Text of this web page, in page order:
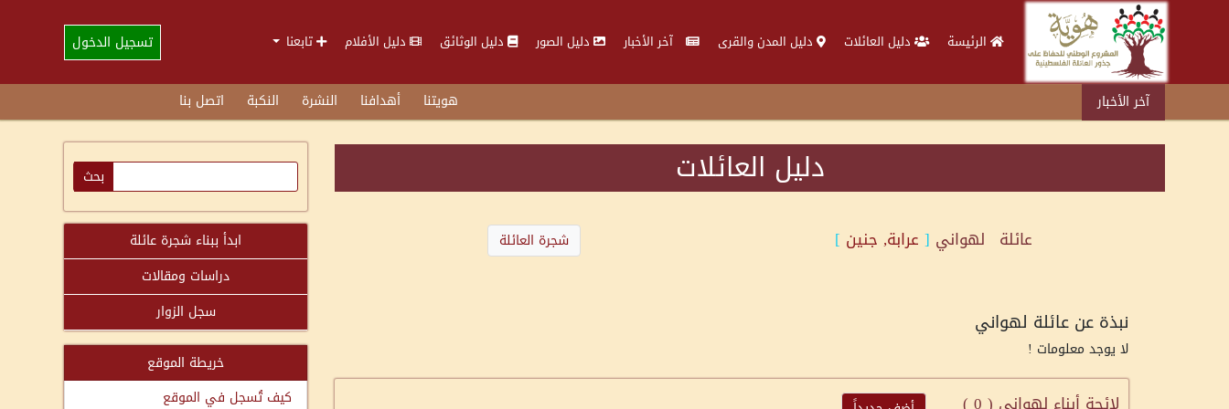
الرئيسة دليل العائلات دليل المدن والقرى آخر الأخبار دليل الصور دليل الوثائق دليل الأفلام تابعنا تسجيل الدخول
آخر الأخبار هويتنا أهدافنا النشرة النكبة اتصل بنا
دليل العائلات
عائلة لهواني [ عرابة, جنين ] شجرة العائلة
نبذة عن عائلة لهواني
لا يوجد معلومات !
ابدأ ببناء شجرة عائلة
دراسات ومقالات
سجل الزوار
خريطة الموقع
كيف تُسجل في الموقع